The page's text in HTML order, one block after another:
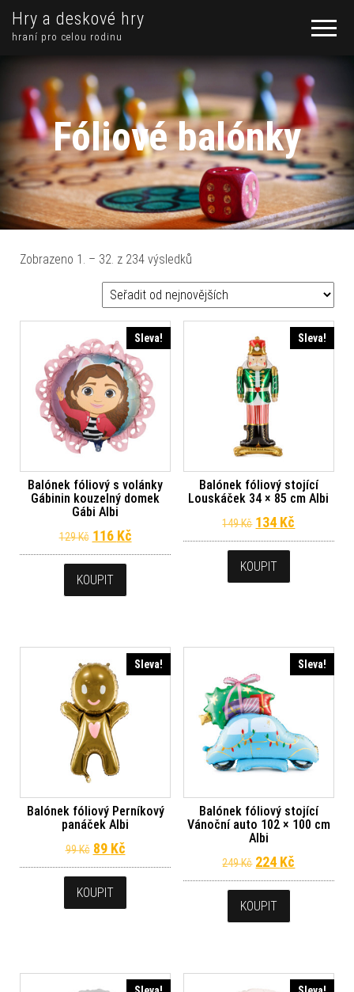
Hry a deskové hry
hraní pro celou rodinu
Fóliové balónky
Zobrazeno 1. – 32. z 234 výsledků
Sleva!
Balónek fóliový s volánky
Gábinin kouzelný domek
Gábi Albi
129Kč Původní cena byla: 129 Kč.
116 KčAktuální cena je: 116 Kč.
KOUPIT
Sleva!
Balónek fóliový stojící
Louskáček 34 × 85 cm Albi
149Kč Původní cena
134 Kč
KOUPIT
Sleva!
Balónek fóliový Perníkový
panáček Albi
99Kč Původní cena byla: 99 Kč.
89 KčAktuální cena je: 89 Kč.
KOUPIT
Sleva!
Balónek fóliový stojící
Vánoční auto 102 × 100 cm
Albi
249Kč Původní cena
224 Kč
KOUPIT